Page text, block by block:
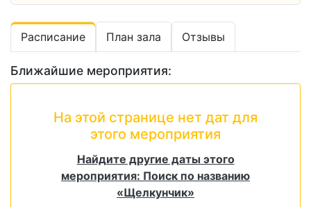
Расписание План зала Отзывы
Ближайшие мероприятия:
На этой странице нет дат для
этого мероприятия
Найдите другие даты этого
мероприятия: Поиск по названию
«Щелкунчик»